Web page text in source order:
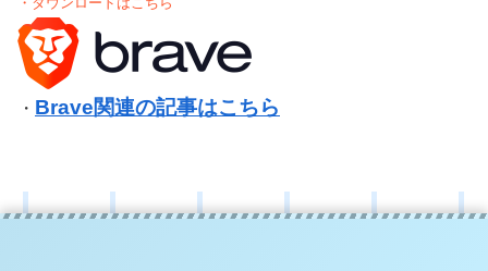
・ Brave関連の記事はこちら